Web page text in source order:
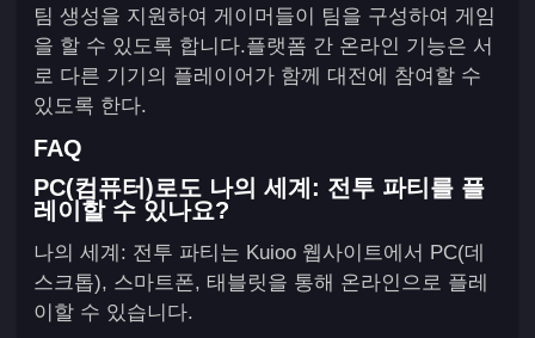
팀 생성을 지원하여 게이머들이 팀을 구성하여 게임
을 할 수 있도록 합니다.플랫폼 간 온라인 기능은 서
로 다른 기기의 플레이어가 함께 대전에 참여할 수
있도록 한다.
FAQ
PC(컴퓨터)로도 나의 세계: 전투 파티를 플
레이할 수 있나요?
나의 세계: 전투 파티는 Kuioo 웹사이트에서 PC(데
스크톱), 스마트폰, 태블릿을 통해 온라인으로 플레
이할 수 있습니다.